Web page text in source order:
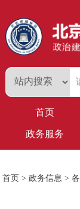
首页
政务服务
首页 >政务信息 >